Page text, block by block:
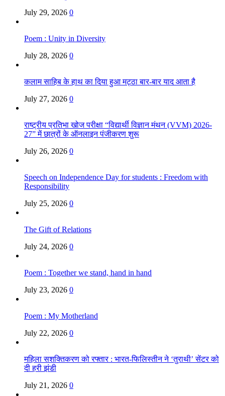
July 29, 2026 0
Poem : Unity in Diversity
July 28, 2026 0
कलाम साहिब के हाथ का दिया हुआ मट्ठा बार-बार याद आता है
July 27, 2026 0
राष्ट्रीय प्रतिभा खोज परीक्षा “विद्यार्थी विज्ञान मंथन (VVM) 2026-
27” में छात्रों के ऑनलाइन पंजीकरण शुरू
July 26, 2026 0
Speech on Independence Day for students : Freedom with
Responsibility
July 25, 2026 0
The Gift of Relations
July 24, 2026 0
Poem : Together we stand, hand in hand
July 23, 2026 0
Poem : My Motherland
July 22, 2026 0
महिला सशक्तिकरण को रफ्तार : भारत-फिलिस्तीन ने ‘तुराथी’ सेंटर को
दी हरी झंडी
July 21, 2026 0